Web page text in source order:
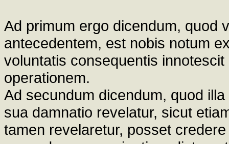
Ad primum ergo dicendum, quod
antecedentem, est nobis notum
voluntatis consequentis
operationem.
Ad secundum dicendum, quod
sua damnatio revelatur, sicut
tamen revelaretur, posset